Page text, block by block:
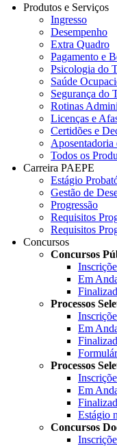
Produtos e Serviços
Ingresso
Desempenho
Extra Quadro
Pagamento e
Psicologia do
Saúde
Segurança do
Rotinas
Licenças e
Certidões e
Aposentadoria
Todos os
Carreira PAEPE
Estágio
Gestão de
Progressão
Requisitos
Requisitos
Concursos
Concursos
Em
Processos
Em
Processos
Em
Estágio
Concursos